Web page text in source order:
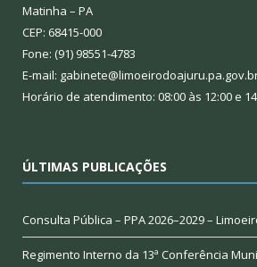
Matinha – PA
CEP: 68415-000
Fone: (91) 98551-4783
E-mail:
Horário de atendimento: 08:00 às 12:00 e
ÚLTIMAS PUBLICAÇÕES
Consulta Pública – PPA 2026–2029 –
Regimento Interno da 13ª Conferência